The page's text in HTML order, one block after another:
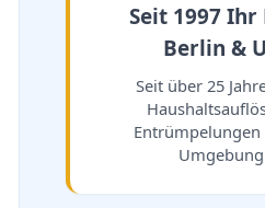
Seit 1997
Berlin &
Seit über 25